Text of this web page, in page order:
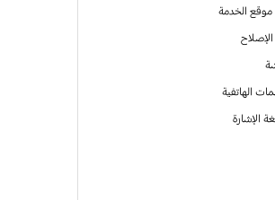
الخدمة
الهاتفية
الإشارة